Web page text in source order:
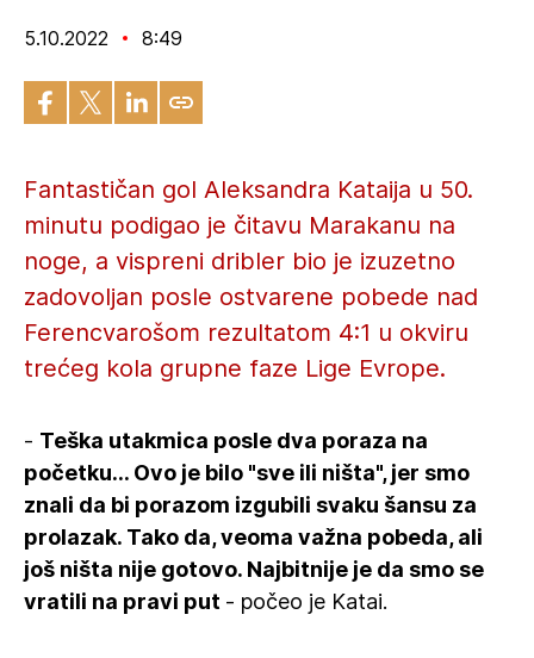
5.10.2022 8:49
Fantastičan gol Aleksandra Kataija u 50.
minutu podigao je čitavu Marakanu na
noge, a vispreni dribler bio je izuzetno
zadovoljan posle ostvarene pobede nad
Ferencvarošom rezultatom 4:1 u okviru
trećeg kola grupne faze Lige Evrope.
- Teška utakmica posle dva poraza na
početku... Ovo je bilo "sve ili ništa", jer smo
znali da bi porazom izgubili svaku šansu za
prolazak. Tako da, veoma važna pobeda, ali
još ništa nije gotovo. Najbitnije je da smo se
vratili na pravi put - počeo je Katai.